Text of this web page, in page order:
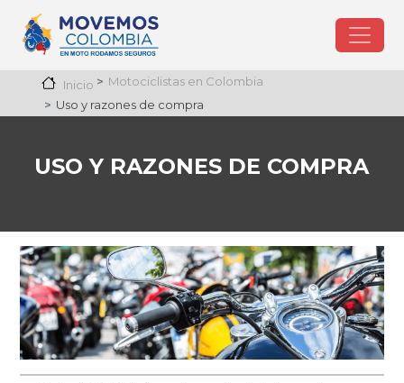
Pasar al contenido principal
Inicio
Motociclistas en Colombia
Uso y razones de compra
USO Y RAZONES DE COMPRA
Imagen